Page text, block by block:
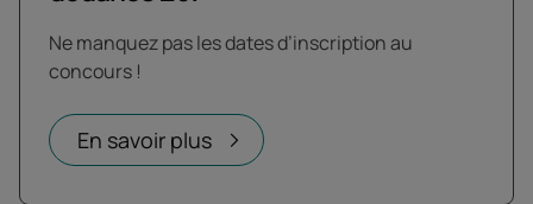
Ne manquez pas les dates d’inscription au
concours !
En savoir plus